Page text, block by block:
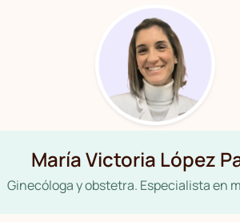
María Victoria López
Ginecóloga y obstetra. Especialista en